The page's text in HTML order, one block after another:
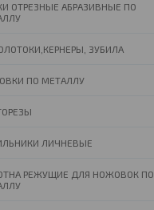
ОТРЕЗНЫЕ АБРАЗИВНЫЕ ПО
ЗУБИЛА
ПО МЕТАЛЛУ
ЛИЧНЕВЫЕ
РЕЖУЩИЕ ДЛЯ НОЖОВОК ПО